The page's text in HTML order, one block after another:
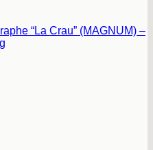
“La Crau” (MAGNUM) –